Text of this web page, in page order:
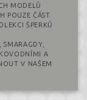
MODELŮ
POUZE ČÁST
ŠPERKŮ
A
V NAŠEM